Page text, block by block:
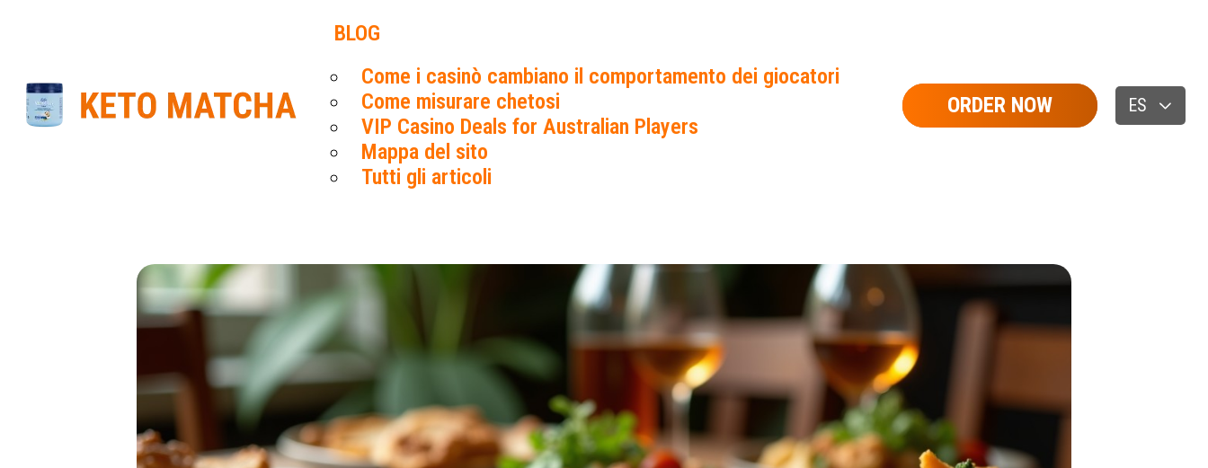
BLOG
Come i casinò cambiano il comportamento dei giocatori
Come misurare chetosi
VIP Casino Deals for Australian Players
Mappa del sito
Tutti gli articoli
ORDER NOW ES